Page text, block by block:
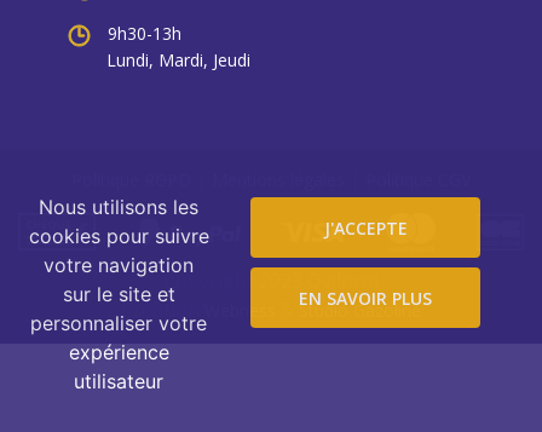
Nous utilisons les
cookies pour suivre
votre navigation
sur le site et
personnaliser votre
expérience
utilisateur
J'ACCEPTE
EN SAVOIR PLUS
9h30-13h
Lundi, Mardi, Jeudi
Copyright 2023 Oviloroi
Création
Studio Gazoline